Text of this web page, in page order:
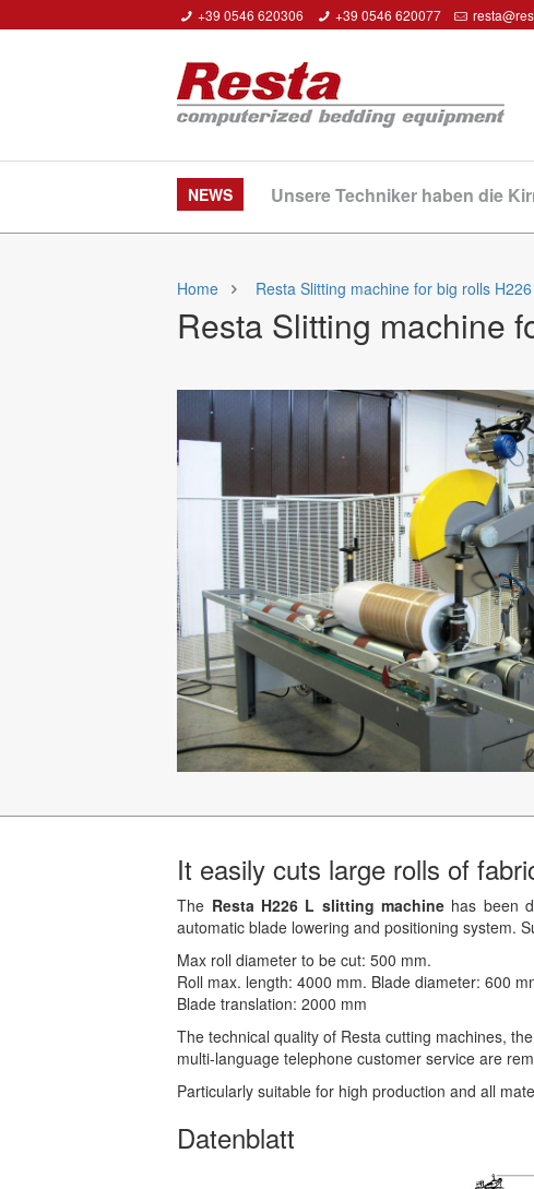
+39 0546 620306 +39 0546 620077
NEWS Unsere Techniker haben die
Home Resta Slitting machine for big rolls
Resta Slitting machine
It easily cuts large rolls of
The Resta H226 L slitting machine has been
automatic blade lowering and positioning system.
Max roll diameter to be cut: 500 mm.
Roll max. length: 4000 mm. Blade diameter: 600
Blade translation: 2000 mm
The technical quality of Resta cutting machines,
multi-language telephone customer service are
Particularly suitable for high production and all
Datenblatt